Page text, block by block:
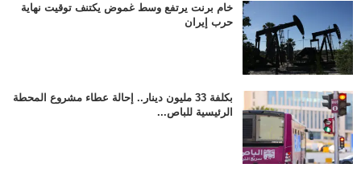
خام برنت يرتفع وسط غموض يكتنف توقيت نهاية
حرب إيران
بكلفة 33 مليون دينار.. إحالة عطاء مشروع المحطة
الرئيسية للباص...